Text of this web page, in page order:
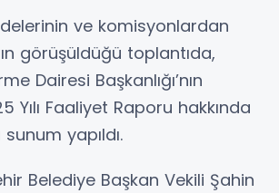
ve komisyonlardan
görüşüldüğü toplantıda,
Dairesi Başkanlığı’nın
Yılı Faaliyet Raporu hakkında
yapıldı.
Belediye Başkan Vekili Şahin